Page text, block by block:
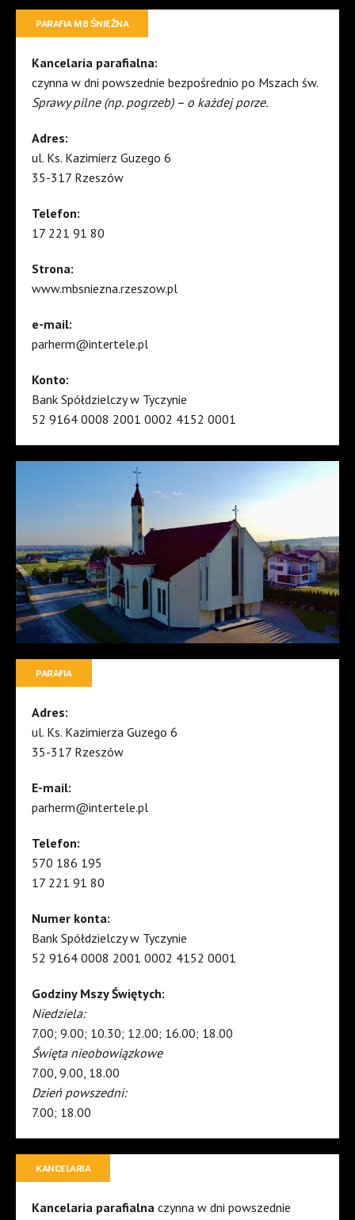
PARAFIA MB ŚNIEŻNA
Kancelaria parafialna:
czynna w dni powszednie bezpośrednio po Mszach św.
Sprawy pilne (np. pogrzeb) – o każdej porze.
Adres:
ul. Ks. Kazimierz Guzego 6
35-317 Rzeszów
Telefon:
17 221 91 80
Strona:
www.mbsniezna.rzeszow.pl
e-mail:
parherm@intertele.pl
Konto:
Bank Spółdzielczy w Tyczynie
52 9164 0008 2001 0002 4152 0001
PARAFIA
Adres:
ul. Ks. Kazimierza Guzego 6
35-317 Rzeszów
E-mail:
parherm@intertele.pl
Telefon:
570 186 195
17 221 91 80
Numer konta:
Bank Spółdzielczy w Tyczynie
52 9164 0008 2001 0002 4152 0001
Godziny Mszy Świętych:
Niedziela:
7.00; 9.00; 10.30; 12.00; 16.00; 18.00
Święta nieobowiązkowe
7.00, 9.00, 18.00
Dzień powszedni:
7.00; 18.00
KANCELARIA
Kancelaria parafialna czynna w dni powszednie